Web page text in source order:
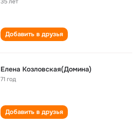
Добавить в друзья
Елена Козловская(Домина)
71 год
Добавить в друзья